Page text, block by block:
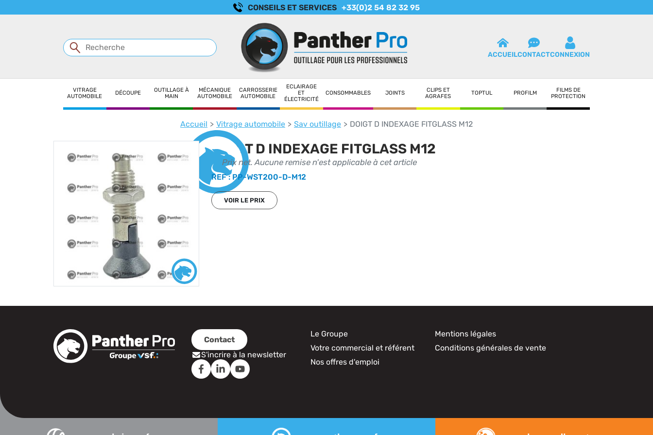
CONSEILS ET SERVICES +33(0)2 54 82 32 95
ACCUEILCONTACTCONNEXION
VITRAGE
AUTOMOBILE
DÉCOUPE
OUTILLAGE À
MAIN
MÉCANIQUE
AUTOMOBILE
CARROSSERIE
AUTOMOBILE
ECLAIRAGE
ET
ÉLECTRICITÉ
CONSOMMABLES JOINTS
CLIPS ET
AGRAFES
TOPTUL PROFILM
FILMS DE
PROTECTION
Accueil Vitrage automobile Sav outillage DOIGT D INDEXAGE FITGLASS M12
DOIGT D INDEXAGE FITGLASS M12
Prix net. Aucune remise n'est applicable à cet article
REF : PP-WST200-D-M12
VOIR LE PRIX
Contact
S'incrire à la newsletter
Le Groupe
Votre commercial et référent
Nos offres d'emploi
Mentions légales
Conditions générales de vente